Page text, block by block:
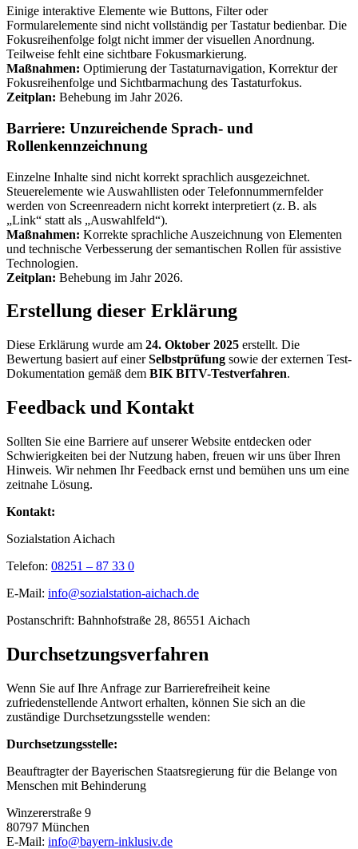
Einige interaktive Elemente wie Buttons, Filter oder
Formularelemente sind nicht vollständig per Tastatur bedienbar. Die
Fokusreihenfolge folgt nicht immer der visuellen Anordnung.
Teilweise fehlt eine sichtbare Fokusmarkierung.
Maßnahmen: Optimierung der Tastaturnavigation, Korrektur der
Fokusreihenfolge und Sichtbarmachung des Tastaturfokus.
Zeitplan: Behebung im Jahr 2026.
Barriere: Unzureichende Sprach- und
Rollenkennzeichnung
Einzelne Inhalte sind nicht korrekt sprachlich ausgezeichnet.
Steuerelemente wie Auswahllisten oder Telefonnummernfelder
werden von Screenreadern nicht korrekt interpretiert (z. B. als
„Link“ statt als „Auswahlfeld“).
Maßnahmen: Korrekte sprachliche Auszeichnung von Elementen
und technische Verbesserung der semantischen Rollen für assistive
Technologien.
Zeitplan: Behebung im Jahr 2026.
Erstellung dieser Erklärung
Diese Erklärung wurde am 24. Oktober 2025 erstellt. Die
Bewertung basiert auf einerSelbstprüfung sowie der externen Test-
Dokumentation gemäß dem BIK BITV-Testverfahren.
Feedback und Kontakt
Sollten Sie eine Barriere auf unserer Website entdecken oder
Schwierigkeiten bei der Nutzung haben, freuen wir uns über Ihren
Hinweis. Wir nehmen Ihr Feedback ernst und bemühen uns um eine
zeitnahe Lösung.
Kontakt:
Sozialstation Aichach
Telefon: 08251 – 87 33 0
E-Mail: info@sozialstation-aichach.de
Postanschrift: Bahnhofstraße 28, 86551 Aichach
Durchsetzungsverfahren
Wenn Sie auf Ihre Anfrage zur Barrierefreiheit keine
zufriedenstellende Antwort erhalten, können Sie sich an die
zuständige Durchsetzungsstelle wenden:
Durchsetzungsstelle:
Beauftragter der Bayerischen Staatsregierung für die Belange von
Menschen mit Behinderung
Winzererstraße 9
80797 München
E-Mail: info@bayern-inklusiv.de